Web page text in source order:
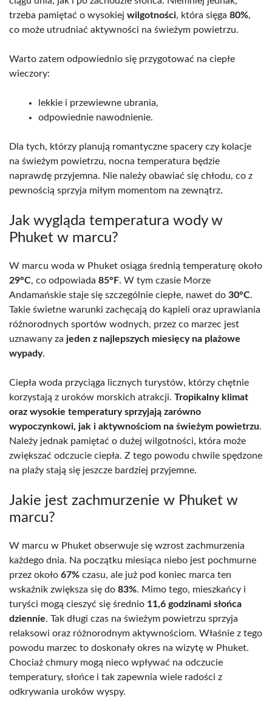
trzeba pamiętać o wysokiej wilgotności, która sięga 80%,
co może utrudniać aktywności na świeżym powietrzu.
Warto zatem odpowiednio się przygotować na ciepłe
wieczory:
lekkie i przewiewne ubrania,
odpowiednie nawodnienie.
Dla tych, którzy planują romantyczne spacery czy kolacje
na świeżym powietrzu, nocna temperatura będzie
naprawdę przyjemna. Nie należy obawiać się chłodu, co z
pewnością sprzyja miłym momentom na zewnątrz.
Jak wygląda temperatura wody w
Phuket w marcu?
W marcu woda w Phuket osiąga średnią temperaturę około
29°C, co odpowiada 85°F. W tym czasie Morze
Andamańskie staje się szczególnie ciepłe, nawet do 30°C.
Takie świetne warunki zachęcają do kąpieli oraz uprawiania
różnorodnych sportów wodnych, przez co marzec jest
uznawany za jeden z najlepszych miesięcy na plażowe
wypady.
Ciepła woda przyciąga licznych turystów, którzy chętnie
korzystają z uroków morskich atrakcji. Tropikalny klimat
oraz wysokie temperatury sprzyjają zarówno
wypoczynkowi, jak i aktywnościom na świeżym powietrzu.
Należy jednak pamiętać o dużej wilgotności, która może
zwiększać odczucie ciepła. Z tego powodu chwile spędzone
na plaży stają się jeszcze bardziej przyjemne.
Jakie jest zachmurzenie w Phuket w
marcu?
W marcu w Phuket obserwuje się wzrost zachmurzenia
każdego dnia. Na początku miesiąca niebo jest pochmurne
przez około 67% czasu, ale już pod koniec marca ten
wskaźnik zwiększa się do 83%. Mimo tego, mieszkańcy i
turyści mogą cieszyć się średnio 11,6 godzinami słońca
dziennie. Tak długi czas na świeżym powietrzu sprzyja
relaksowi oraz różnorodnym aktywnościom. Właśnie z tego
powodu marzec to doskonały okres na wizytę w Phuket.
Chociaż chmury mogą nieco wpływać na odczucie
temperatury, słońce i tak zapewnia wiele radości z
odkrywania uroków wyspy.